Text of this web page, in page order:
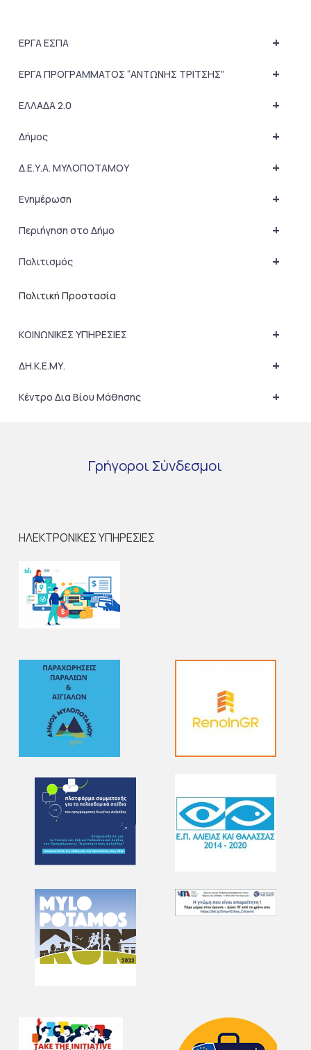
+
ΕΡΓΑ ΕΣΠΑ
+
ΕΡΓΑ ΠΡΟΓΡΑΜΜΑΤΟΣ “ΑΝΤΩΝΗΣ ΤΡΙΤΣΗΣ”
+
ΕΛΛΑΔΑ 2.0
+
Δήμος
+
Δ.Ε.Υ.Α. ΜΥΛΟΠΟΤΑΜΟΥ
+
Ενημέρωση
+
Περιήγηση στο Δήμο
+
Πολιτισμός
Πολιτική Προστασία
+
ΚΟΙΝΩΝΙΚΕΣ ΥΠΗΡΕΣΙΕΣ
+
ΔΗ.Κ.Ε.ΜΥ.
+
Κέντρο Δια Βίου Μάθησης
Γρήγοροι Σύνδεσμοι
ΗΛΕΚΤΡΟΝΙΚΕΣ ΥΠΗΡΕΣΙΕΣ